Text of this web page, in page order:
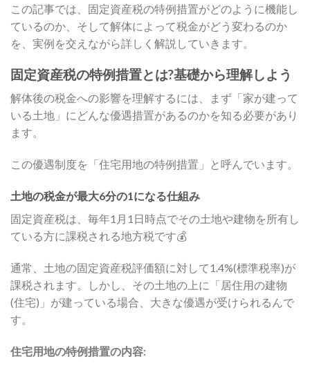
この記事では、固定資産税の特例措置がどのように機能し
ているのか、そして解体によって税金がどう変わるのか
を、実例を交えながら詳しく解説していきます。
固定資産税の特例措置とは?基礎から理解しよう
解体後の税金への影響を理解するには、まず「家が建って
いる土地」にどんな優遇措置があるのかを知る必要があり
ます。
この優遇制度を「住宅用地の特例措置」と呼んでいます。
土地の税金が最大6分の1になる仕組み
固定資産税は、毎年1月1日時点でその土地や建物を所有し
ている方に課税される地方税です💰
通常、土地の固定資産税評価額に対して1.4%(標準税率)が
課税されます。しかし、その土地の上に「居住用の建物
(住宅)」が建っている場合、大きな優遇が受けられるんで
す。
住宅用地の特例措置の内容: